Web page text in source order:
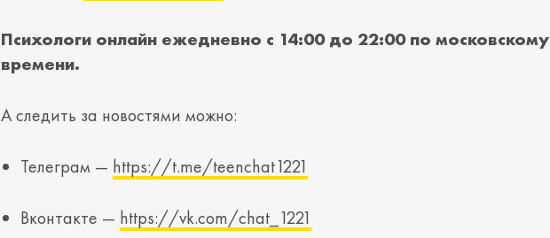
Психологи онлайн ежедневно с 14:00 до 22:00 по московскому
времени.
А следить за новостями можно:
Телеграм — https://t.me/teenchat1221
Вконтакте — https://vk.com/chat_1221